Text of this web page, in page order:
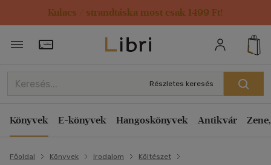
Kulacs / strandtáska most csak 1499 Ft!
Törzsvásárlói Kártya adatai
Részletes keresés
Könyvek E-könyvek Hangoskönyvek Antikvár
Főoldal Könyvek Irodalom
Költészet